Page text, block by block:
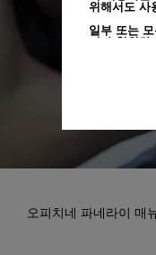
오피치네 파네라이 매
위해서도 사
일부 또는
거나 철회하
수집하는
모든 쿠키
"모두 거부"
용하는 데